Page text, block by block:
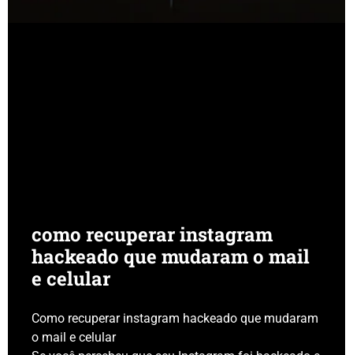
como recuperar instagram
hackeado que mudaram o mail
e celular
Como recuperar instagram hackeado que mudaram
o mail e celular